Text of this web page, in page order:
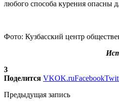
любого способа курения опасны
Фото: Кузбасский центр
3
Поделится VKOK.ruFacebook
Предыдущая запись